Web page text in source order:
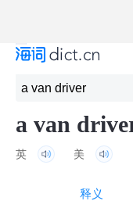
a van
英 美
释义